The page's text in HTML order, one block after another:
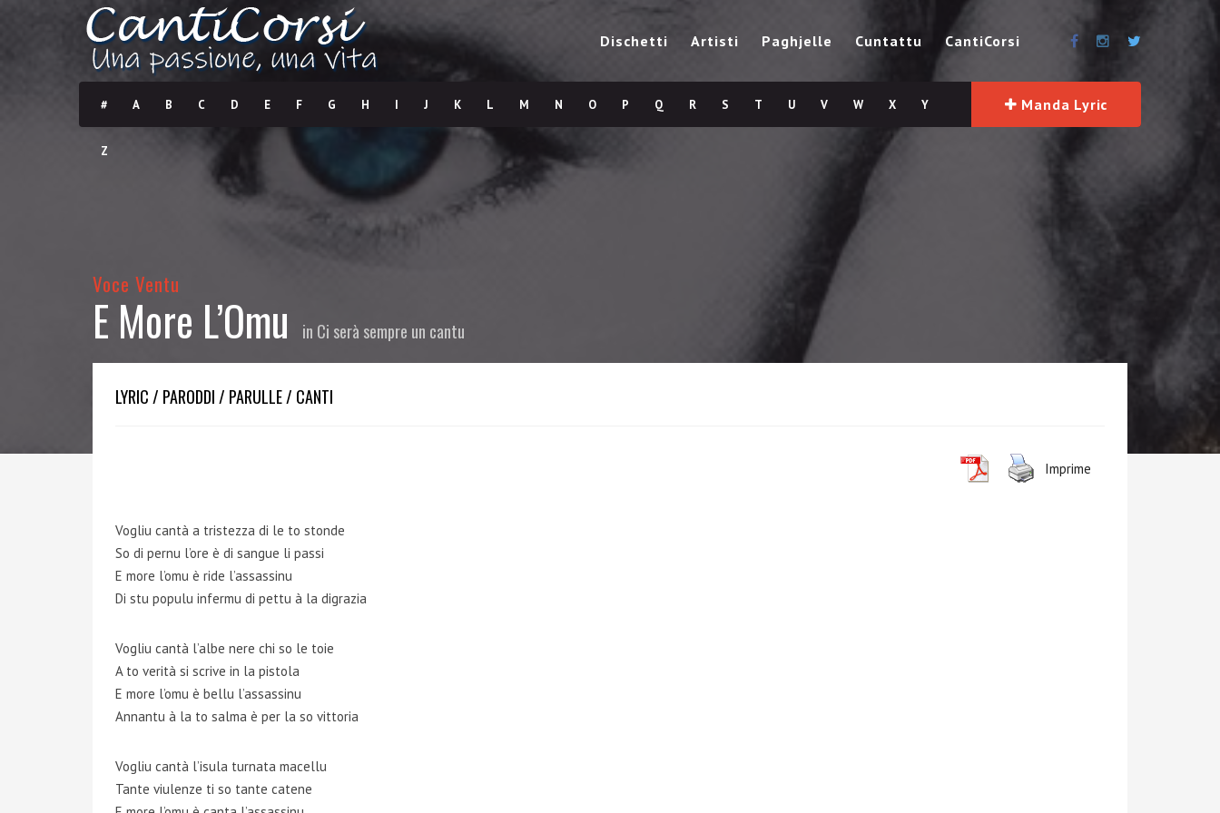
Dischetti Artisti Paghjelle Cuntattu CantiCorsi
# A B C D E F G H I J K L M N O P Q R S T U V W X Y
Z
Manda Lyric
Voce Ventu
E More L’Omu in Ci serà sempre un cantu
LYRIC / PARODDI / PARULLE / CANTI
Imprime
Vogliu cantà a tristezza di le to stonde
So di pernu l’ore è di sangue li passi
E more l’omu è ride l’assassinu
Di stu populu infermu di pettu à la digrazia
Vogliu cantà l’albe nere chi so le toie
A to verità si scrive in la pistola
E more l’omu è bellu l’assassinu
Annantu à la to salma è per la so vittoria
Vogliu cantà l’isula turnata macellu
Tante viulenze ti so tante catene